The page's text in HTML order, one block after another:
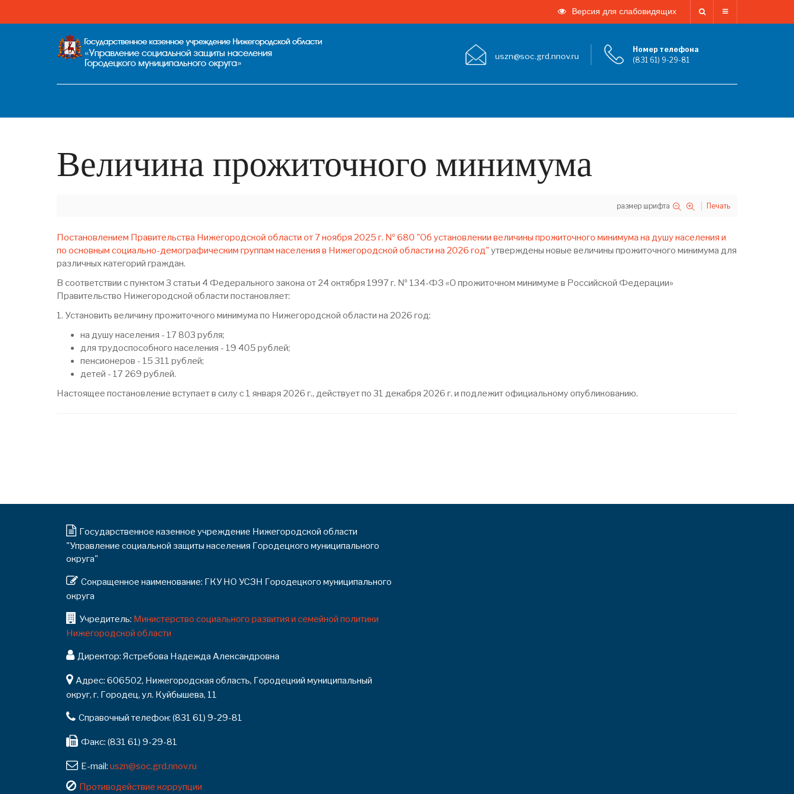
Версия для слабовидящих
uszn@soc.grd.nnov.ru
Номер телефона
(831 61) 9-29-81
Величина прожиточного минимума
размер шрифта Печать
Постановлением Правительства Нижегородской области от 7 ноября 2025 г. № 680 "Об установлении величины прожиточного минимума на душу населения и
по основным социально-демографическим группам населения в Нижегородской области на 2026 год" утверждены новые величины прожиточного минимума для
различных категорий граждан.
В соответствии с пунктом 3 статьи 4 Федерального закона от 24 октября 1997 г. № 134-ФЗ «О прожиточном минимуме в Российской Федерации»
Правительство Нижегородской области постановляет:
1. Установить величину прожиточного минимума по Нижегородской области на 2026 год:
на душу населения - 17 803 рубля;
для трудоспособного населения - 19 405 рублей;
пенсионеров - 15 311 рублей;
детей - 17 269 рублей.
Настоящее постановление вступает в силу с 1 января 2026 г., действует по 31 декабря 2026 г. и подлежит официальному опубликованию.
Государственное казенное учреждение Нижегородской области
"Управление социальной защиты населения Городецкого муниципального
округа"
Сокращенное наименование: ГКУ НО УСЗН Городецкого муниципального
округа
Учредитель: Министерство социального развития и семейной политики
Нижегородской области
Директор: Ястребова Надежда Александровна
Адрес: 606502, Нижегородская область, Городецкий муниципальный
округ, г. Городец, ул. Куйбышева, 11
Справочный телефон: (831 61) 9-29-81
Факс: (831 61) 9-29-81
E-mail: uszn@soc.grd.nnov.ru
Противодействие коррупции